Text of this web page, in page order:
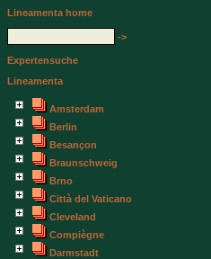
Lineamenta home
->
Expertensuche
Lineamenta
Amsterdam
Berlin
Besançon
Braunschweig
Brno
Città del Vaticano
Cleveland
Compiègne
Darmstadt